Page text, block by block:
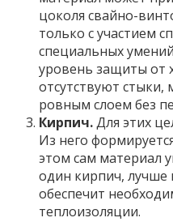
цоколя свайно-
только с участием
специальных
уровень защиты от
отсутствуют стыки,
ровным слоем без
Кирпич.Для этих
Из него
этом сам материал
один кирпич, лучше
обеспечит
теплоизоляции.